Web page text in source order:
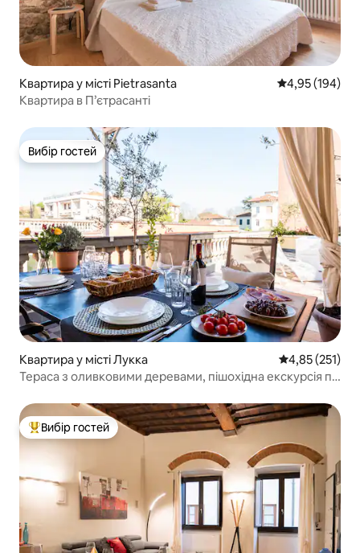
Квартира у місті Pietrasanta Середня
4,95 (194)
Квартира в П’єтрасанті
Вибір гостей
Вибір гостей
Квартира у місті Лукка Середня
4,85 (251)
Тераса з оливковими деревами, пішохідна екскурсія по
Топ вибір гостей
Вибір гостей